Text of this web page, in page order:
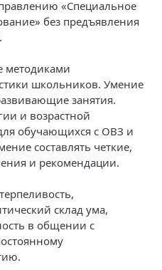
«Специальное
без предъявления
методиками
школьников. Умение
занятия.
и возрастной
обучающихся с ОВЗ и
составлять четкие,
и рекомендации.
склад ума,
в общении с